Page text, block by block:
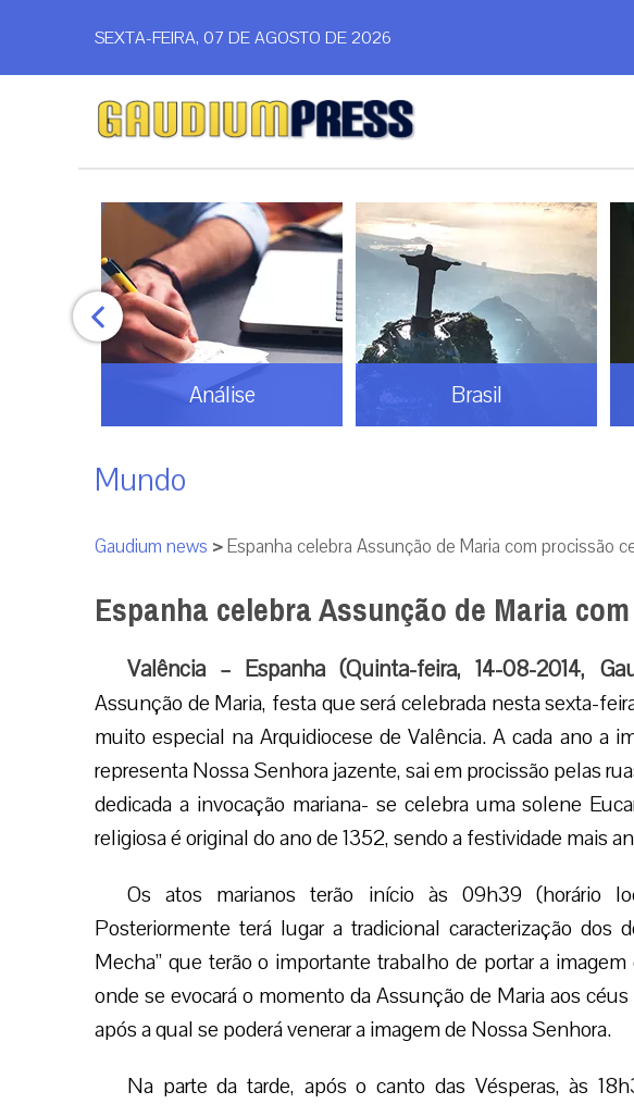
SEXTA-FEIRA, 07 DE AGOSTO DE 2026
Análise Brasil
Mundo
Gaudium news >Espanha celebra Assunção de Maria com procissão
Espanha celebra Assunção de Maria
Valência – Espanha (Quinta-feira, 14-08-2014,
Assunção de Maria, festa que será celebrada nesta sexta-
muito especial na Arquidiocese de Valência. A cada ano a
representa Nossa Senhora jazente, sai em procissão pelas
dedicada a invocação mariana- se celebra uma solene
religiosa é original do ano de 1352, sendo a festividade mais
Os atos marianos terão início às 09h39 (horário
Posteriormente terá lugar a tradicional caracterização dos
Mecha” que terão o importante trabalho de portar a
onde se evocará o momento da Assunção de Maria aos
após a qual se poderá venerar a imagem de Nossa Senhora.
Na parte da tarde, após o canto das Vésperas, às